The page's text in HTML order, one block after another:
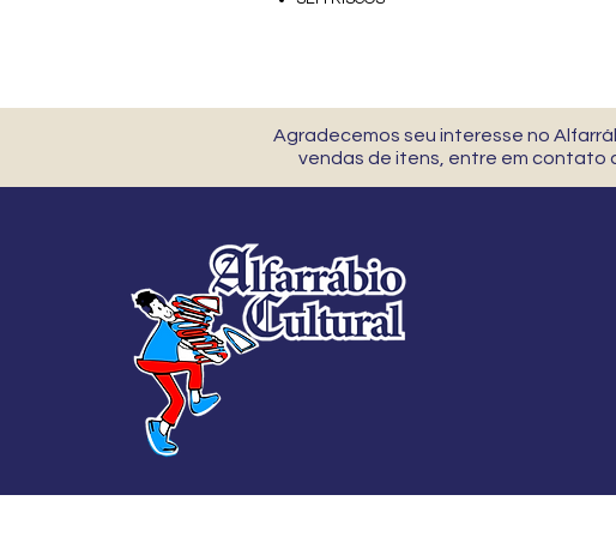
Agradecemos seu interesse no
vendas de itens, entre em contato